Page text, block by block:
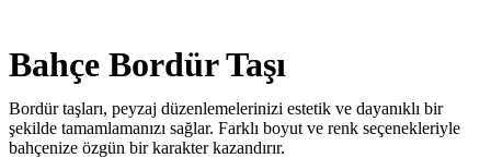
Bahçe Bordür Taşı
Bordür taşları, peyzaj düzenlemelerinizi estetik ve dayanıklı bir
şekilde tamamlamanızı sağlar. Farklı boyut ve renk seçenekleriyle
bahçenize özgün bir karakter kazandırır.